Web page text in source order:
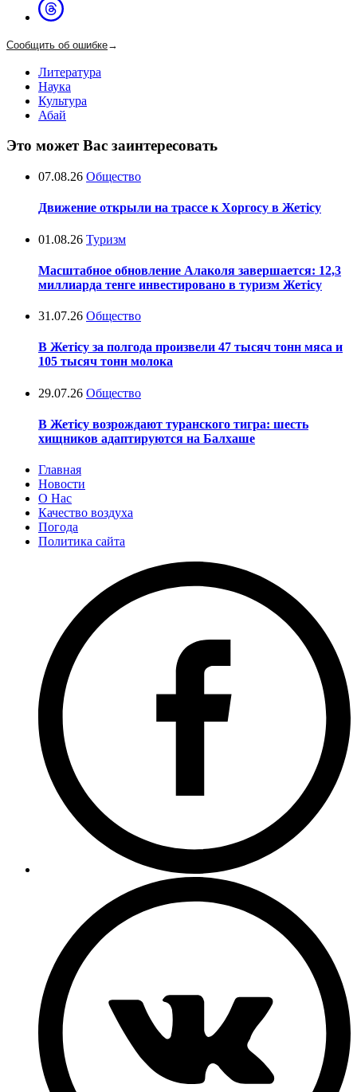
Сообщить об ошибке→
Литература
Наука
Культура
Абай
Это может Вас заинтересовать
07.08.26 Общество
Движение открыли на трассе к Хоргосу в Жетісу
01.08.26 Туризм
Масштабное обновление Алаколя завершается: 12,3
миллиарда тенге инвестировано в туризм Жетісу
31.07.26 Общество
В Жетісу за полгода произвели 47 тысяч тонн мяса и
105 тысяч тонн молока
29.07.26 Общество
В Жетісу возрождают туранского тигра: шесть
хищников адаптируются на Балхаше
Главная
Новости
О Нас
Качество воздуха
Погода
Политика сайта